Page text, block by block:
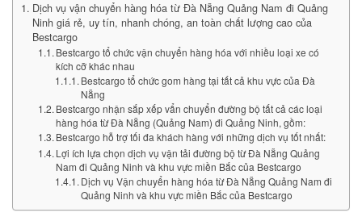
Dịch vụ vận chuyển hàng hóa từ Đà Nẵng Quảng Nam đi Quảng
Ninh giá rẻ, uy tín, nhanh chóng, an toàn chất lượng cao của
Bestcargo
Bestcargo tổ chức vận chuyển hàng hóa với nhiều loại xe có
kích cỡ khác nhau
Bestcargo tổ chức gom hàng tại tất cả khu vực của Đà
Nẵng
Bestcargo nhận sắp xếp vẩn chuyển đường bộ tất cả các loại
hàng hóa từ Đà Nẵng (Quảng Nam) đi Quảng Ninh, gồm:
Bestcargo hỗ trợ tối đa khách hàng với những dịch vụ tốt nhất:
Lợi ích lựa chọn dịch vụ vận tải đường bộ từ Đà Nẵng Quảng
Nam đi Quảng Ninh và khu vực miền Bắc của Bestcargo
Dịch vụ Vận chuyển hàng hóa từ Đà Nẵng Quảng Nam đi
Quảng Ninh và khu vực miền Bắc của Bestcargo